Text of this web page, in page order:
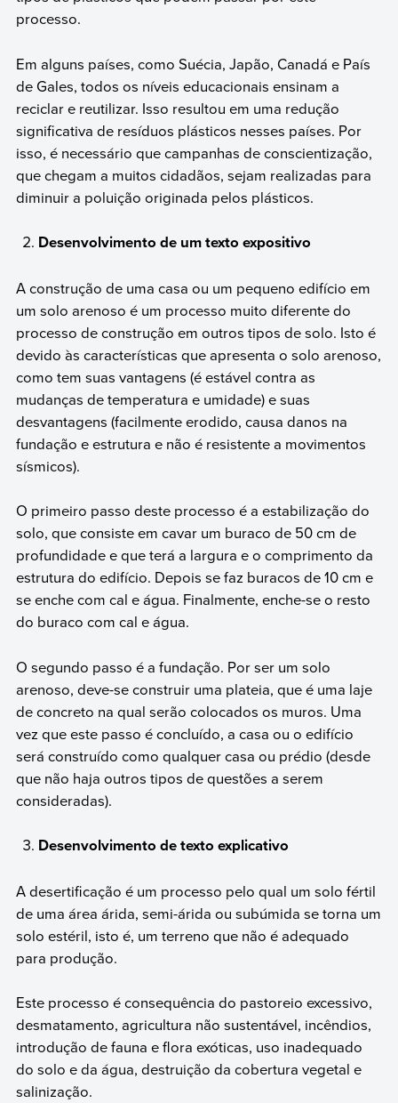
processo.
Em alguns países, como Suécia, Japão, Canadá e País
de Gales, todos os níveis educacionais ensinam a
reciclar e reutilizar. Isso resultou em uma redução
significativa de resíduos plásticos nesses países. Por
isso, é necessário que campanhas de conscientização,
que chegam a muitos cidadãos, sejam realizadas para
diminuir a poluição originada pelos plásticos.
Desenvolvimento de um texto expositivo
A construção de uma casa ou um pequeno edifício em
um solo arenoso é um processo muito diferente do
processo de construção em outros tipos de solo. Isto é
devido às características que apresenta o solo arenoso,
como tem suas vantagens (é estável contra as
mudanças de temperatura e umidade) e suas
desvantagens (facilmente erodido, causa danos na
fundação e estrutura e não é resistente a movimentos
sísmicos).
O primeiro passo deste processo é a estabilização do
solo, que consiste em cavar um buraco de 50 cm de
profundidade e que terá a largura e o comprimento da
estrutura do edifício. Depois se faz buracos de 10 cm e
se enche com cal e água. Finalmente, enche-se o resto
do buraco com cal e água.
O segundo passo é a fundação. Por ser um solo
arenoso, deve-se construir uma plateia, que é uma laje
de concreto na qual serão colocados os muros. Uma
vez que este passo é concluído, a casa ou o edifício
será construído como qualquer casa ou prédio (desde
que não haja outros tipos de questões a serem
consideradas).
Desenvolvimento de texto explicativo
A desertificação é um processo pelo qual um solo fértil
de uma área árida, semi-árida ou subúmida se torna um
solo estéril, isto é, um terreno que não é adequado
para produção.
Este processo é consequência do pastoreio excessivo,
desmatamento, agricultura não sustentável, incêndios,
introdução de fauna e flora exóticas, uso inadequado
do solo e da água, destruição da cobertura vegetal e
salinização.